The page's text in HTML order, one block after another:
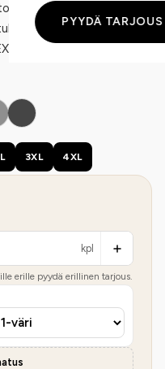
PYYDÄ TARJOUS
ja
tai brodeerauksella
3XL 4XL
kpl
erille pyydä erillinen tarjous.